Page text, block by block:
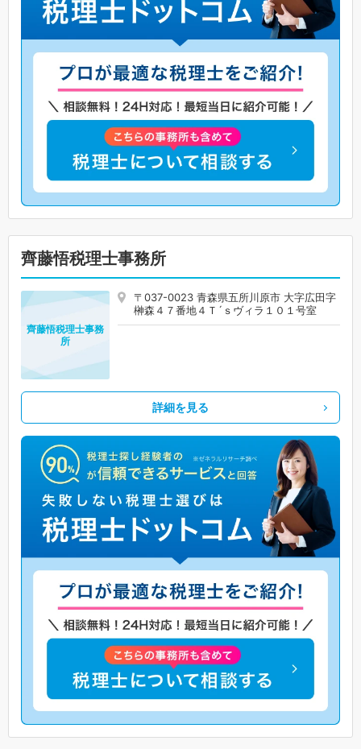
齊藤悟税理士事務所
〒037-0023 青森県五所川原市 大字広田字
榊森４７番地４Ｔ´ｓヴィラ１０１号室
齊藤悟税理士事務
所
詳細を見る